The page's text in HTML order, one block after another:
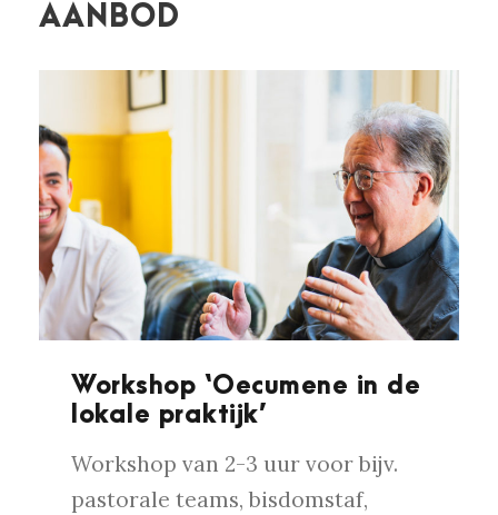
AANBOD
Workshop ‘Oecumene in de
lokale praktijk’
Workshop van 2-3 uur voor bijv.
pastorale teams, bisdomstaf,